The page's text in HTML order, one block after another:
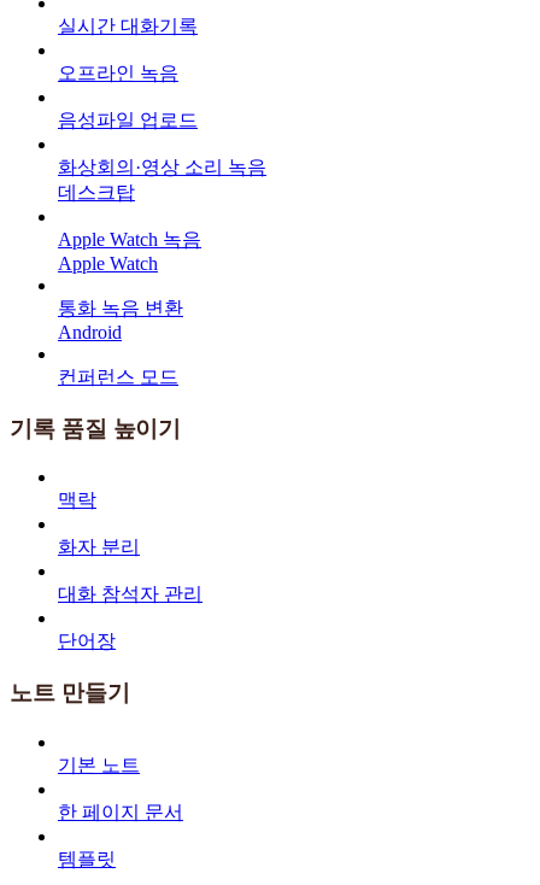
실시간 대화기록
오프라인 녹음
음성파일 업로드
화상회의·영상 소리 녹음
데스크탑
Apple Watch 녹음
Apple Watch
통화 녹음 변환
Android
컨퍼런스 모드
기록 품질 높이기
맥락
화자 분리
대화 참석자 관리
단어장
노트 만들기
기본 노트
한 페이지 문서
템플릿